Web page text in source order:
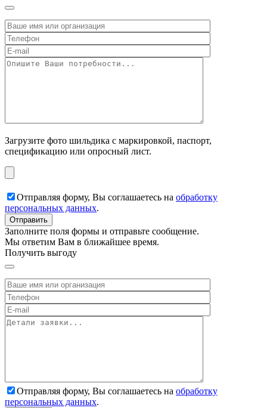
Загрузите фото шильдика с маркировкой, паспорт,
спецификацию или опросный лист.
Отправляя форму, Вы соглашаетесь на обработку
персональных данных.
Заполните поля формы и отправьте сообщение.
Мы ответим Вам в ближайшее время.
Получить выгоду
Отправляя форму, Вы соглашаетесь на обработку
персональных данных.